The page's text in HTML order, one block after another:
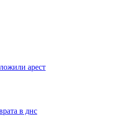
арест
в днс